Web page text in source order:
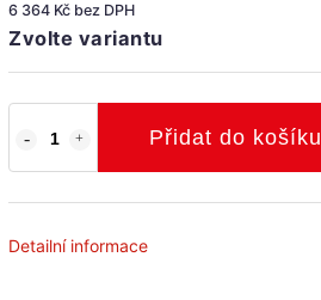
6 364 Kč bez DPH
Zvolte variantu
Přidat do košíku
Detailní informace